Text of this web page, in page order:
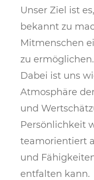
Unser Ziel ist
bekannt zu
Mitmenschen
zu ermöglichen.
Dabei ist uns
Atmosphäre
und
Persönlichkeit
teamorientiert
und
entfalten kann.